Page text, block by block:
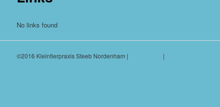
No links found
©2016 Kleintierpraxis Steeb Nordenham | |